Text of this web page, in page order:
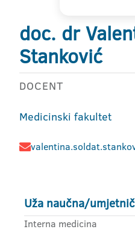
doc. dr
Stanković
DOCENT
Medicinski fakultet
Uža naučna/
Interna medicina